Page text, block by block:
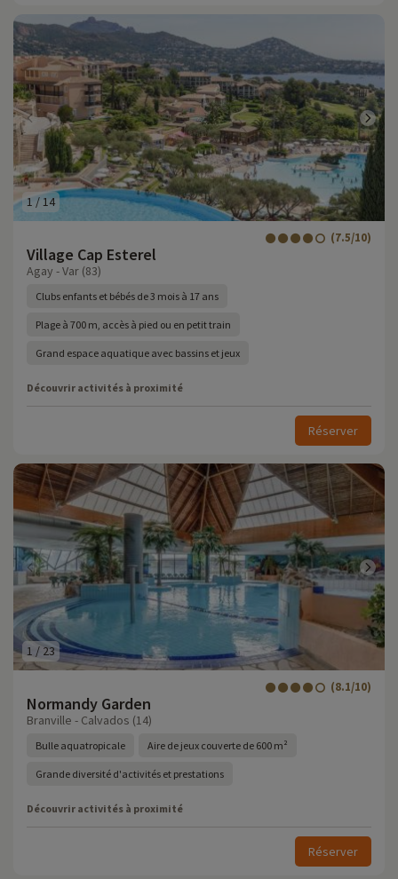
1 /14
Village Cap Esterel
(7.5/10)
Agay - Var (83)
Clubs enfants et bébés de 3 mois à 17 ans
Plage à 700 m, accès à pied ou en petit train
Grand espace aquatique avec bassins et jeux
Découvrir activités à proximité
Réserver
1 / 23
Normandy Garden
(8.1/10)
Branville - Calvados (14)
Bulle aquatropicale Aire de jeux couverte de 600 m²
Grande diversité d'activités et prestations
Découvrir activités à proximité
Réserver